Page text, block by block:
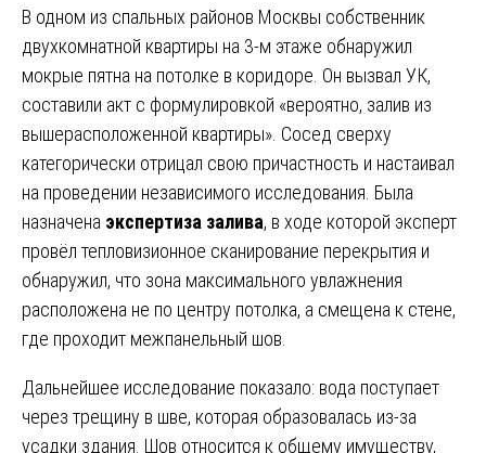
В одном из спальных районов Москвы собственник
двухкомнатной квартиры на 3-м этаже обнаружил
мокрые пятна на потолке в коридоре. Он вызвал УК,
составили акт с формулировкой «вероятно, залив из
вышерасположенной квартиры». Сосед сверху
категорически отрицал свою причастность и настаивал
на проведении независимого исследования. Была
назначена экспертиза залива, в ходе которой эксперт
провёл тепловизионное сканирование перекрытия и
обнаружил, что зона максимального увлажнения
расположена не по центру потолка, а смещена к стене,
где проходит межпанельный шов.
Дальнейшее исследование показало: вода поступает
через трещину в шве, которая образовалась из-за
усадки здания. Шов относится к общему имуществу,